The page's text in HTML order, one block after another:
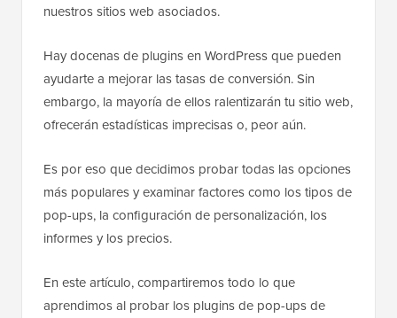
nuestros sitios web asociados.
Hay docenas de plugins en WordPress que pueden
ayudarte a mejorar las tasas de conversión. Sin
embargo, la mayoría de ellos ralentizarán tu sitio web,
ofrecerán estadísticas imprecisas o, peor aún.
Es por eso que decidimos probar todas las opciones
más populares y examinar factores como los tipos de
pop-ups, la configuración de personalización, los
informes y los precios.
En este artículo, compartiremos todo lo que
aprendimos al probar los plugins de pop-ups de